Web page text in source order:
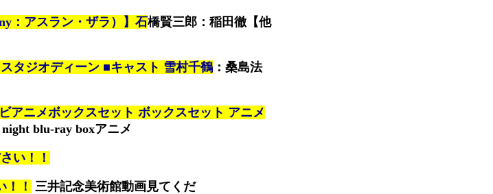
：アスラン・ザラ）】石橋賢三郎：稲田徹【他
タジオディーン ■キャスト 雪村千鶴 ：桑島法
アニメボックスセット ボックスセット アニメ
blu-ray boxアニメ
い！！
！！ 三井記念美術館動画見てくだ